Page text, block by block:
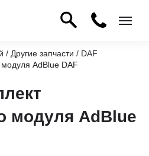
/ Другие запчасти / DAF
AdBlue DAF
модуля AdBlue